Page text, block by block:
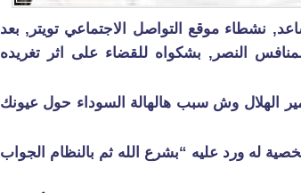
نشطاء موقع التواصل الاجتماعي تويتر, بعد
النصر, بشكواه للقضاء على اثر تغريده
الهلال وش سبب هالهالة السوداء حول عيونك
له ورد عليه “بشرع الله ثم بالنظام الجواب